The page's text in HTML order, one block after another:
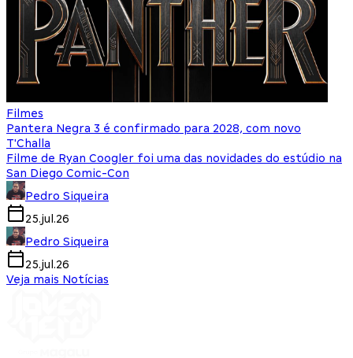
Filmes
Pantera Negra 3 é confirmado para 2028, com novo
T'Challa
Filme de Ryan Coogler foi uma das novidades do estúdio na
San Diego Comic-Con
Pedro Siqueira
25.jul.26
Pedro Siqueira
25.jul.26
Veja mais Notícias